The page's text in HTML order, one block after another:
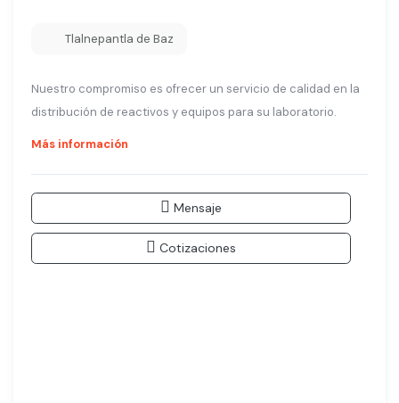
Tlalnepantla de Baz
Nuestro compromiso es ofrecer un servicio de calidad en la
distribución de reactivos y equipos para su laboratorio.
Más información
Mensaje
Cotizaciones